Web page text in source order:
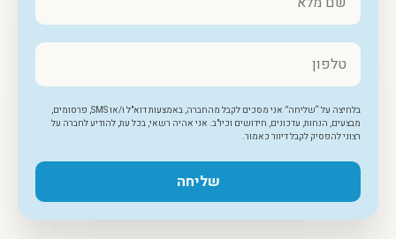
בלחיצה על “שליחה” אני מסכים לקבל מהחברה, באמצעות דוא"ל ו/או SMS, פרסומים,
מבצעים, הנחות, עדכונים, חידושים וכיו"ב. אני אהיה רשאי, בכל עת, להודיע לחברה על
רצוני להפסיק לקבל דיוור כאמור.
שליחה